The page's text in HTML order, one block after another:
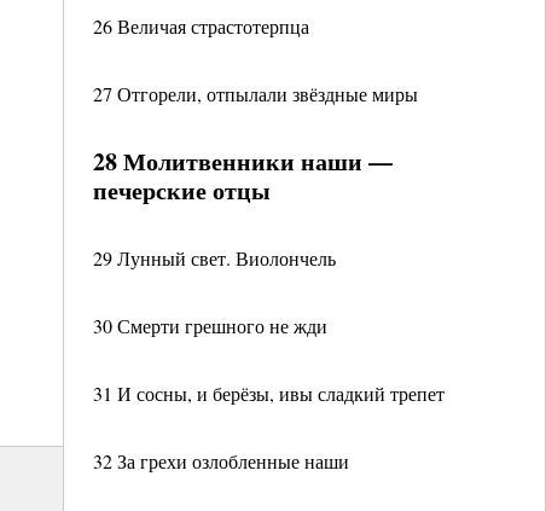
26 Величая страстотерпца
27 Отгорели, отпылали звёздные миры
28 Молитвенники наши —
печерские отцы
29 Лунный свет. Виолончель
30 Смерти грешного не жди
31 И сосны, и берёзы, ивы сладкий трепет
32 За грехи озлобленные наши